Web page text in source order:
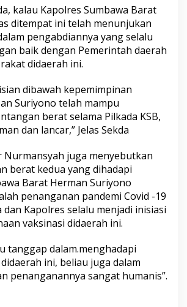
kalau Kapolres Sumbawa Barat
ditempat ini telah menunjukan
pengabdiannya yang selalu
baik dengan Pemerintah daerah
didaerah ini.
dibawah kepemimpinan
Suriyono telah mampu
berat selama Pilkada KSB,
dan lancar,” Jelas Sekda
Nurmansyah juga menyebutkan
berat kedua yang dihadapi
Barat Herman Suriyono
penanganan pandemi Covid -19
Kapolres selalu menjadi inisiasi
vaksinasi didaerah ini.
tanggap dalam.menghadapi
ini, beliau juga dalam
penanganannya sangat humanis”.